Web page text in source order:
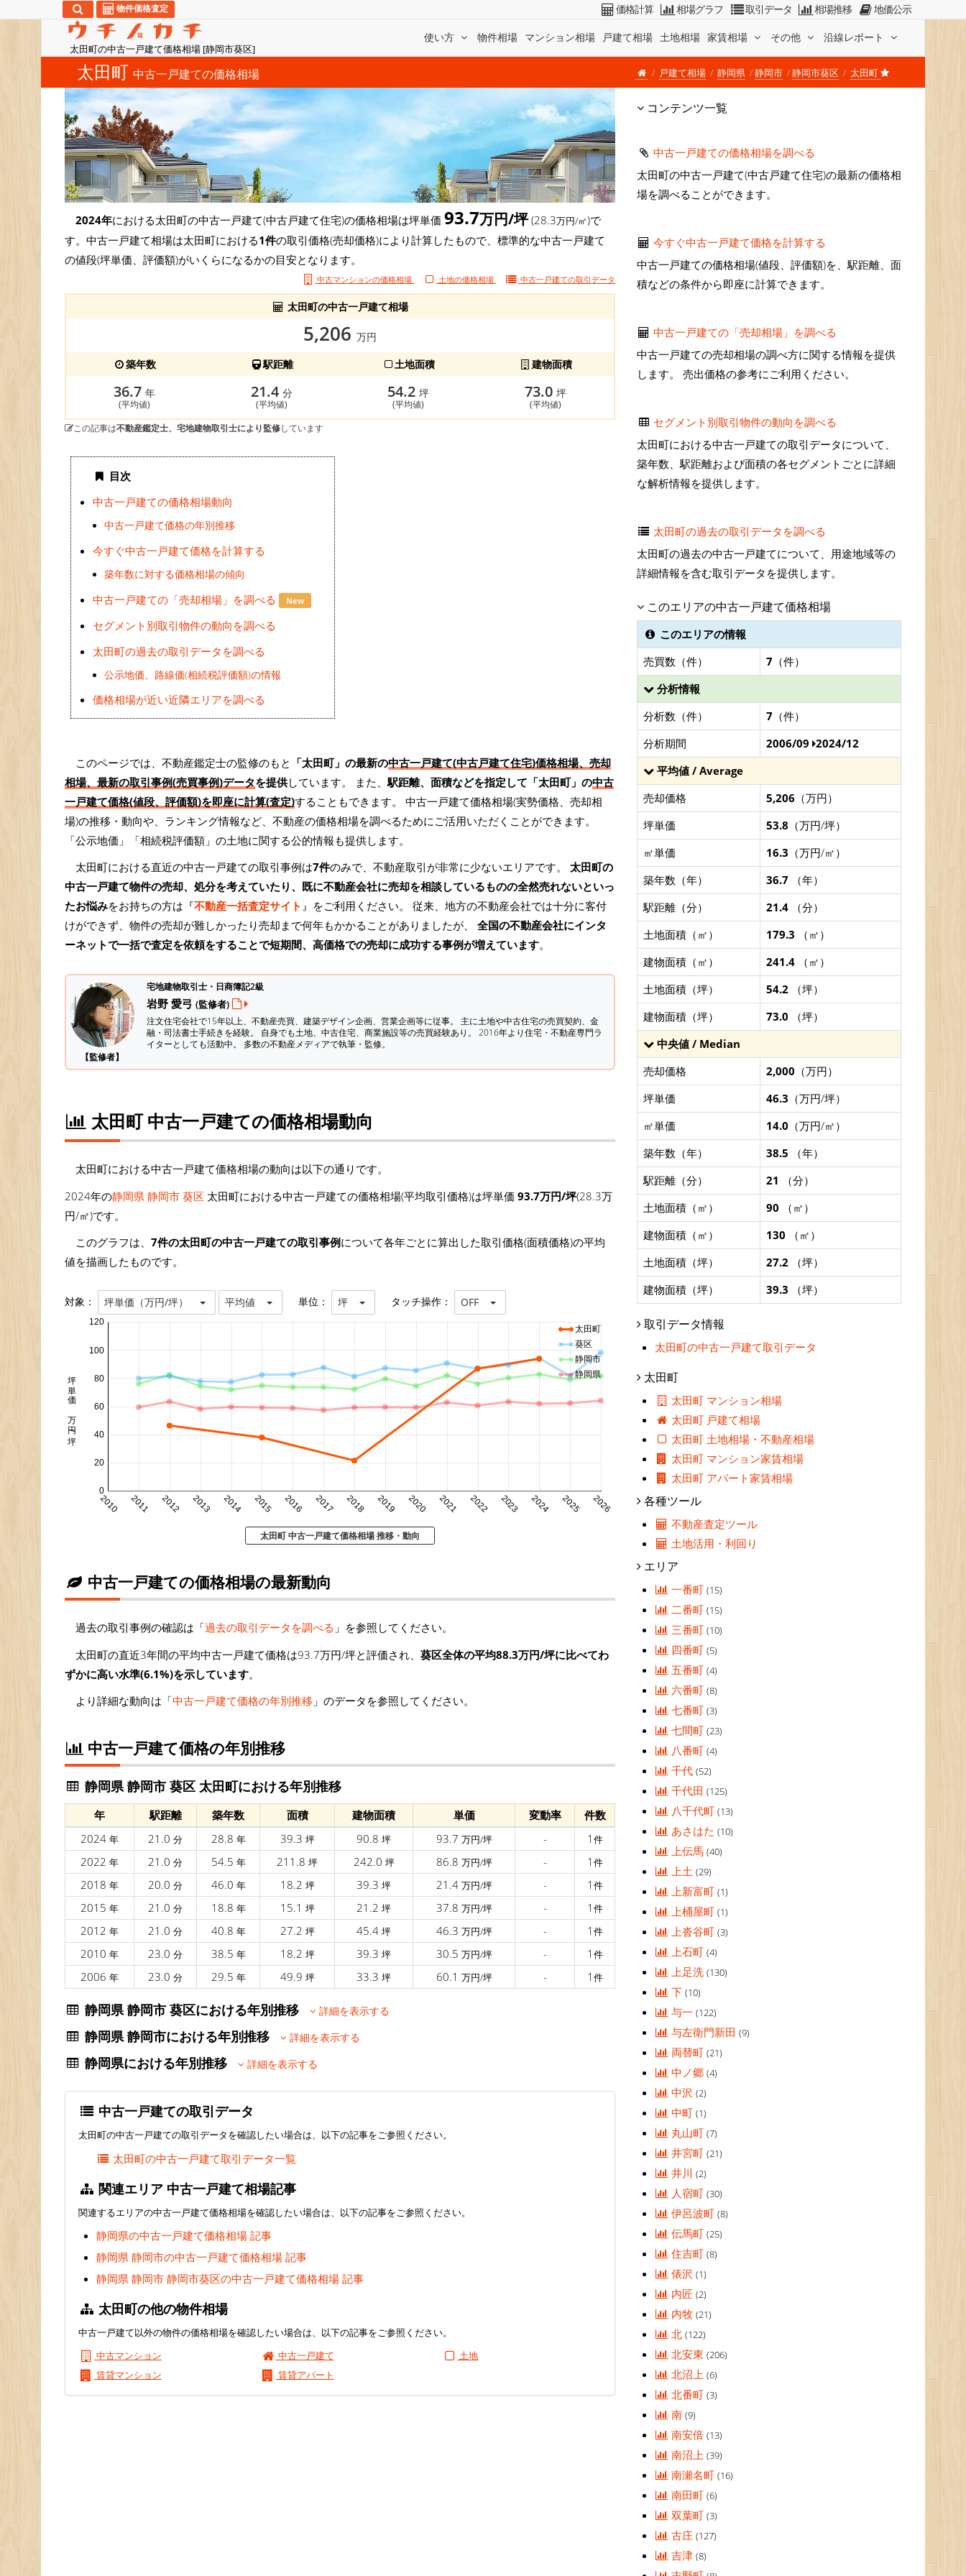
太田町の中古一戸建て価格相場 [静岡市葵区]
使い方 物件相場 マンション相場 戸建て相場 土地相場 家賃相場 その他 沿線レポート
物件価格査定 価格計算 相場グラフ 取引データ 相場推移 地価公示
太田町 中古一戸建ての価格相場 戸建て相場 静岡県 静岡市 静岡市葵区 太田町
2024年における太田町の中古一戸建て(中古戸建て住宅)の価格相場は坪単価 93.7万円/坪(28.3万円/㎡)で
す。中古一戸建て相場は太田町における1件の取引価格(売却価格)により計算したもので、標準的な中古一戸建て
の値段(坪単価、評価額)がいくらになるかの目安となります。
中古マンションの価格相場 土地の価格相場 中古一戸建ての取引データ
太田町の中古一戸建て相場
5,206 万円
築年数
駅距離 土地面積 建物面積
36.7年
(平均値)
21.4 分
(平均値)
54.2坪
(平均値)
73.0 坪
(平均値)
この記事は不動産鑑定士、宅地建物取引士により監修しています
目次
中古一戸建ての価格相場動向
中古一戸建て価格の年別推移
今すぐ中古一戸建て価格を計算する
築年数に対する価格相場の傾向
中古一戸建ての「売却相場」を調べる New
セグメント別取引物件の動向を調べる
太田町の過去の取引データを調べる
公示地価、路線価(相続税評価額)の情報
価格相場が近い近隣エリアを調べる
このページでは、不動産鑑定士の監修のもと 「太田町」の最新の中古一戸建て(中古戸建て住宅)価格相場、売却
相場、最新の取引事例(売買事例)データを提供しています。 また、 駅距離、面積などを指定して「太田町」の中古
一戸建て価格(値段、評価額)を即座に計算(査定)することもできます。 中古一戸建て価格相場(実勢価格、売却相
場)の推移・動向や、ランキング情報など、不動産の価格相場を調べるためにご活用いただくことができます。
「公示地価」「相続税評価額」の土地に関する公的情報も提供します。
太田町における直近の中古一戸建ての取引事例は7件のみで、不動産取引が非常に少ないエリアです。 太田町の
中古一戸建て物件の売却、処分を考えていたり、既に不動産会社に売却を相談しているものの全然売れないといっ
たお悩みをお持ちの方は『不動産一括査定サイト 』をご利用ください。 従来、地方の不動産会社では十分に客付
けができず、物件の売却が難しかったり売却まで何年もかかることがありましたが、 全国の不動産会社にインタ
ーネットで一括で査定を依頼をすることで短期間、高価格での売却に成功する事例が増えています。
【監修者】
宅地建物取引士・日商簿記2級
岩野 愛弓 (監修者)
注文住宅会社で15年以上、不動産売買、建築デザイン企画、営業企画等に従事。 主に土地や中古住宅の売買契約、金
融・司法書士手続きを経験。 自身でも土地、中古住宅、商業施設等の売買経験あり。 2016年より住宅・不動産専門ラ
イターとしても活動中。 多数の不動産メディアで執筆・監修。
太田町 中古一戸建ての価格相場動向
太田町における中古一戸建て価格相場の動向は以下の通りです。
2024年の静岡県 静岡市 葵区 太田町における中古一戸建ての価格相場(平均取引価格)は坪単価 93.7万円/坪(28.3万
円/㎡)です。
このグラフは、 7件の太田町の中古一戸建ての取引事例について各年ごとに算出した取引価格(面積価格)の平均
値を描画したものです。
対象： 坪単価（万円/坪） 平均値 単位： 坪 タッチ操作： OFF
2010 2011 2012 2013 2014 2015 2016 2017 2018 2019 2020 2021 2022 2023 2024 2025 2026
0
20
40
60
80
100
120
坪単価 万円/坪
太田町
葵区
静岡市
静岡県
太田町 中古一戸建て価格相場 推移・動向
中古一戸建ての価格相場の最新動向
過去の取引事例の確認は「過去の取引データを調べる 」を参照してください。
太田町の直近3年間の平均中古一戸建て価格は93.7万円/坪と評価され、 葵区全体の平均88.3万円/坪に比べてわ
ずかに高い水準(6.1%)を示しています。
より詳細な動向は「中古一戸建て価格の年別推移 」のデータを参照してください。
中古一戸建て価格の年別推移
静岡県 静岡市 葵区 太田町における年別推移
年 駅距離 築年数 面積 建物面積 単価 変動率
件数
2024 年 21.0 分 28.8 年 39.3 坪 90.8 坪 93.7 万円/坪 - 1 件
2022 年 21.0 分 54.5 年 211.8 坪 242.0 坪 86.8 万円/坪 - 1 件
2018 年 20.0 分 46.0 年 18.2 坪 39.3 坪 21.4 万円/坪 - 1 件
2015 年 21.0 分 18.8 年 15.1 坪 21.2 坪 37.8 万円/坪 - 1 件
2012 年 21.0 分 40.8 年 27.2 坪 45.4 坪 46.3 万円/坪 - 1 件
2010 年 23.0 分 38.5 年 18.2 坪 39.3 坪 30.5 万円/坪 - 1 件
2006 年 23.0 分 29.5 年 49.9 坪 33.3 坪 60.1 万円/坪 - 1 件
静岡県 静岡市 葵区における年別推移 詳細を表示する
静岡県 静岡市における年別推移 詳細を表示する
静岡県における年別推移 詳細を表示する
中古一戸建ての取引データ
太田町の中古一戸建ての取引データを確認したい場合は、以下の記事をご参照ください。
太田町の中古一戸建て取引データ一覧
関連エリア 中古一戸建て相場記事
関連するエリアの中古一戸建て価格相場を確認したい場合は、以下の記事をご参照ください。
静岡県の中古一戸建て価格相場 記事
静岡県 静岡市の中古一戸建て価格相場 記事
静岡県 静岡市 静岡市葵区の中古一戸建て価格相場 記事
太田町の他の物件相場
中古一戸建て以外の物件の価格相場を確認したい場合は、以下の記事をご参照ください。
中古マンション
中古一戸建て
土地
賃貸マンション
賃貸アパート
コンテンツ一覧
中古一戸建ての価格相場を調べる
太田町の中古一戸建て(中古戸建て住宅)の最新の価格相
場を調べることができます。
今すぐ中古一戸建て価格を計算する
中古一戸建ての価格相場(値段、評価額)を、駅距離、面
積などの条件から即座に計算できます。
中古一戸建ての「売却相場」を調べる
中古一戸建ての売却相場の調べ方に関する情報を提供
します。 売出価格の参考にご利用ください。
セグメント別取引物件の動向を調べる
太田町における中古一戸建ての取引データについて、
築年数、駅距離および面積の各セグメントごとに詳細
な解析情報を提供します。
太田町の過去の取引データを調べる
太田町の過去の中古一戸建てについて、用途地域等の
詳細情報を含む取引データを提供します。
このエリアの中古一戸建て価格相場
このエリアの情報
売買数（件）
7 （件）
分析情報
分析数（件）
7 （件）
分析期間
2006/09 2024/12
平均値 / Average
売却価格
5,206 （万円）
坪単価
53.8 （万円/坪）
㎡単価
16.3 （万円/㎡）
築年数（年）
36.7 （年）
駅距離（分）
21.4 （分）
土地面積（㎡）
179.3 （㎡）
建物面積（㎡）
241.4 （㎡）
土地面積（坪）
54.2 （坪）
建物面積（坪）
73.0 （坪）
中央値 / Median
売却価格
2,000 （万円）
坪単価
46.3 （万円/坪）
㎡単価
14.0 （万円/㎡）
築年数（年）
38.5 （年）
駅距離（分）
21 （分）
土地面積（㎡）
90 （㎡）
建物面積（㎡）
130 （㎡）
土地面積（坪）
27.2 （坪）
建物面積（坪）
39.3 （坪）
取引データ情報
太田町の中古一戸建て取引データ
太田町
太田町 マンション相場
太田町 戸建て相場
太田町 土地相場・不動産相場
太田町 マンション家賃相場
太田町 アパート家賃相場
各種ツール
不動産査定ツール
土地活用・利回り
エリア
一番町(15)
二番町(15)
三番町(10)
四番町(5)
五番町(4)
六番町(8)
七番町(3)
七間町(23)
八番町(4)
千代(52)
千代田(125)
八千代町(13)
あさはた(10)
上伝馬(40)
上土(29)
上新富町(1)
上桶屋町(1)
上沓谷町(3)
上石町(4)
上足洗(130)
下(10)
与一(122)
与左衛門新田(9)
両替町(21)
中ノ郷(4)
中沢(2)
中町(1)
丸山町(7)
井宮町(21)
井川(2)
人宿町(30)
伊呂波町(8)
伝馬町(25)
住吉町(8)
俵沢(1)
内匠(2)
内牧(21)
北(122)
北安東(206)
北沼上(6)
北番町(3)
南(9)
南安倍(13)
南沼上(39)
南瀬名町(16)
南田町(6)
双葉町(3)
古庄(127)
吉津(8)